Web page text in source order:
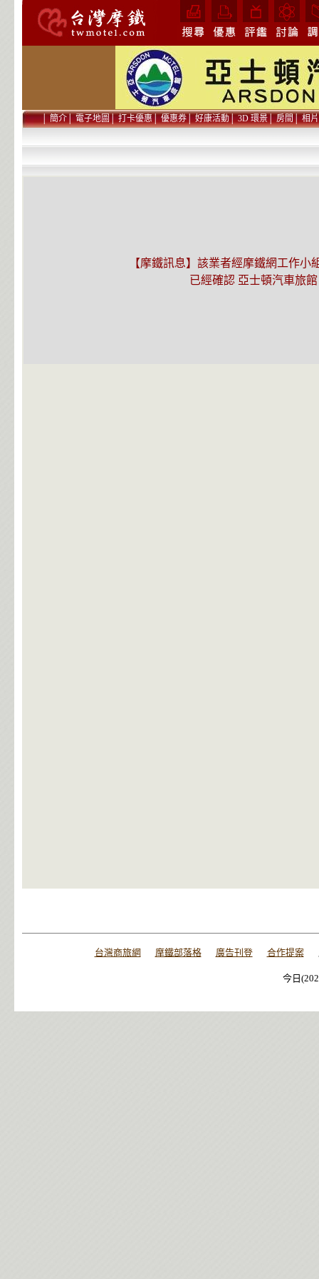
│簡介│電子地圖│打卡優惠│優惠券│好康活動│3D 環景│房間│相片
【摩鐵訊息】該業者經摩鐵網工作小
已經確認 亞士頓汽車旅
台灣商旅網 摩鐵部落格 廣告刊登 合作提案
今日